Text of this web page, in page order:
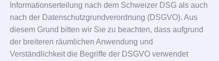
Informationserteilung nach dem Schweizer DSG als auch
nach der Datenschutzgrundverordnung (DSGVO). Aus
diesem Grund bitten wir Sie zu beachten, dass aufgrund
der breiteren räumlichen Anwendung und
Verständlichkeit die Begriffe der DSGVO verwendet